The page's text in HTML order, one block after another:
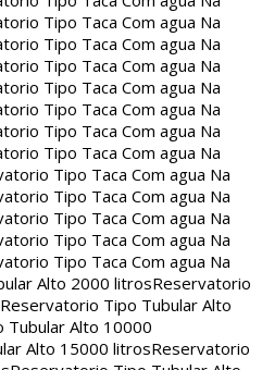
Tipo Taca Com agua Na
Tipo Taca Com agua Na
Tipo Taca Com agua Na
Tipo Taca Com agua Na
Tipo Taca Com agua Na
Tipo Taca Com agua Na
Tipo Taca Com agua Na
Tipo Taca Com agua Na
Tipo Taca Com agua Na
Tipo Taca Com agua Na
Tipo Taca Com agua Na
Tipo Taca Com agua Na
Alto 2000 litrosReservatorio
Reservatorio Tipo Tubular Alto
Tubular Alto 10000
Alto 15000 litrosReservatorio